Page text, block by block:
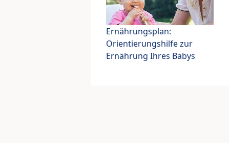
Ernährungsplan:
Orientierungshilfe zur
Ernährung Ihres Babys